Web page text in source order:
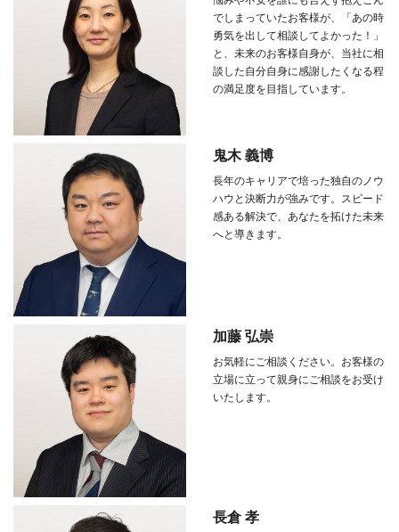
でしまっていたお客様が、「あの時
勇気を出して相談してよかった！」
と、未来のお客様自身が、当社に相
談した自分自身に感謝したくなる程
の満足度を目指しています。
鬼木 義博
長年のキャリアで培った独自のノウ
ハウと決断力が強みです。スピード
感ある解決で、あなたを拓けた未来
へと導きます。
加藤 弘崇
お気軽にご相談ください。お客様の
立場に立って親身にご相談をお受け
いたします。
長倉 孝